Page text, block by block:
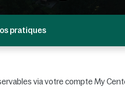
pratiques
via votre compte My